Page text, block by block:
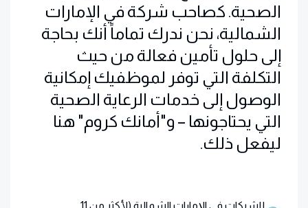
الصحية. كصاحب شركة في الإمارات
الشمالية، نحن ندرك تماماً أنك بحاجة
إلى حلول تأمين فعالة من حيث
التكلفة التي توفر لموظفيك إمكانية
الوصول إلى خدمات الرعاية الصحية
التي يحتاجونها – و"أمانك كروم" هنا
ليفعل ذلك.